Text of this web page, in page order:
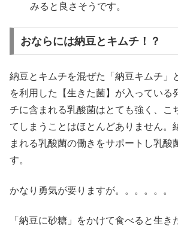
みると良さそうです。
おならには納豆とキムチ！？
納豆とキムチを混ぜた「納豆キムチ」
を利用した【生きた菌】が入っている
チに含まれる乳酸菌はとても強く、こ
てしまうことはほとんどありません。
まれる乳酸菌の働きをサポートし乳酸
す。
かなり勇気が要りますが。。。。。。
「納豆に砂糖」をかけて食べると生き